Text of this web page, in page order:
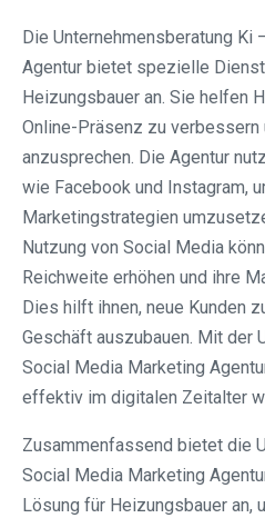
Die Unternehmensberatung Ki
Agentur bietet spezielle
Heizungsbauer an. Sie helfen
Online-Präsenz zu verbessern
anzusprechen. Die Agentur
wie Facebook und Instagram,
Marketingstrategien
Nutzung von Social Media
Reichweite erhöhen und ihre
Dies hilft ihnen, neue Kunden
Geschäft auszubauen. Mit der
Social Media Marketing
effektiv im digitalen Zeitalter
Zusammenfassend bietet die
Social Media Marketing
Lösung für Heizungsbauer an,